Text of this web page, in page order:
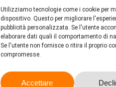
Utilizziamo tecnologie come i cookie per
dispositivo. Questo per migliorare
pubblicità personalizzata. Se l'utente
elaborare dati quali il comportamento di
Se l'utente non fornisce o ritira il proprio
compromesse.
Accettare
Telefono
Facebook Instagram YouTube